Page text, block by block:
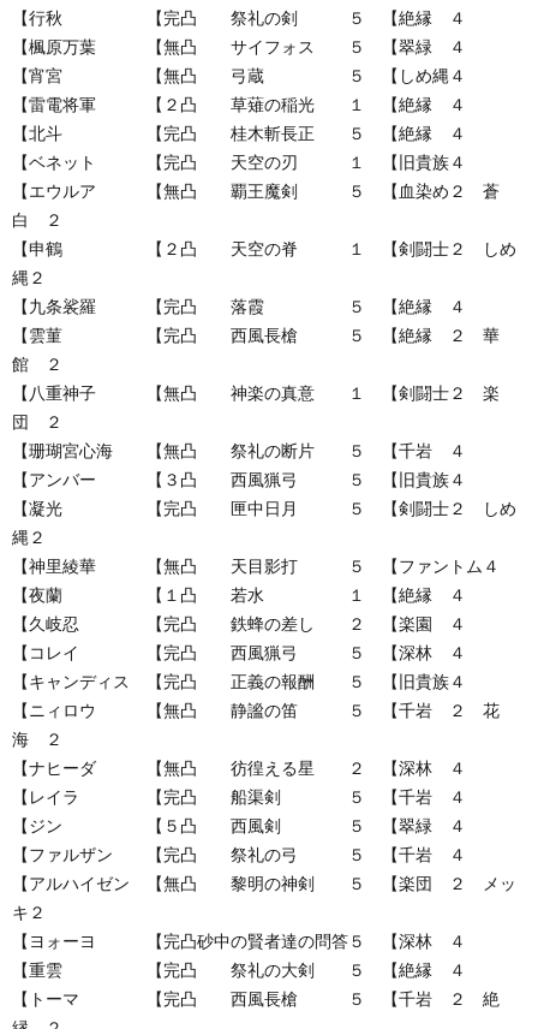
【行秋 【完凸 祭礼の剣 ５ 【絶縁 ４
【楓原万葉 【無凸 サイフォス ５ 【翠緑 ４
【宵宮 【無凸 弓蔵 ５ 【しめ縄４
【雷電将軍 【２凸 草薙の稲光 １ 【絶縁 ４
【北斗 【完凸 桂木斬長正 ５ 【絶縁 ４
【ベネット 【完凸 天空の刃 １ 【旧貴族４
【エウルア 【無凸 覇王魔剣 ５ 【血染め２ 蒼
白 ２
【申鶴 【２凸 天空の脊 １ 【剣闘士２ しめ
縄２
【九条裟羅 【完凸 落霞 ５ 【絶縁 ４
【雲菫 【完凸 西風長槍 ５ 【絶縁 ２ 華
館 ２
【八重神子 【無凸 神楽の真意 １ 【剣闘士２ 楽
団 ２
【珊瑚宮心海 【無凸 祭礼の断片 ５ 【千岩 ４
【アンバー 【３凸 西風猟弓 ５ 【旧貴族４
【凝光 【完凸 匣中日月 ５ 【剣闘士２ しめ
縄２
【神里綾華 【無凸 天目影打 ５ 【ファントム４
【夜蘭 【１凸 若水 １ 【絶縁 ４
【久岐忍 【完凸 鉄蜂の差し ２ 【楽園 ４
【コレイ 【完凸 西風猟弓 ５ 【深林 ４
【キャンディス 【完凸 正義の報酬 ５ 【旧貴族４
【ニィロウ 【無凸 静謐の笛 ５ 【千岩 ２ 花
海 ２
【ナヒーダ 【無凸 彷徨える星 ２ 【深林 ４
【レイラ 【完凸 船渠剣 ５ 【千岩 ４
【ジン 【５凸 西風剣 ５ 【翠緑 ４
【ファルザン 【完凸 祭礼の弓 ５ 【千岩 ４
【アルハイゼン 【無凸 黎明の神剣 ５ 【楽団 ２ メッ
キ２
【ヨォーヨ 【完凸砂中の賢者達の問答５ 【深林 ４
【重雲 【完凸 祭礼の大剣 ５ 【絶縁 ４
【トーマ 【完凸 西風長槍 ５ 【千岩 ２ 絶